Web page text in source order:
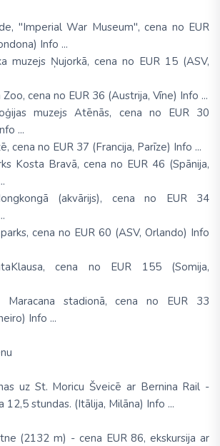
"Imperial War Museum", cena no EUR
Info ...
muzejs Ņujorkā, cena no EUR 15 (ASV,
cena no EUR 36 (Austrija, Vīne) Info ...
muzejs Atēnās, cena no EUR 30
...
cena no EUR 37 (Francija, Parīze) Info ...
Kosta Bravā, cena no EUR 46 (Spānija,
(akvārijs), cena no EUR 34
cena no EUR 60 (ASV, Orlando) Info
cena no EUR 155 (Somija,
Maracana stadionā, cena no EUR 33
Info ...
uz St. Moricu Šveicē ar Bernina Rail -
12,5 stundas. (Itālija, Milāna) Info ...
(2132 m) - cena EUR 86, ekskursija ar